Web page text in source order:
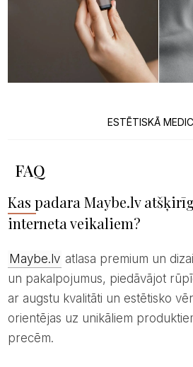
ESTĒTISKĀ
FAQ
Kas padara Maybe.lv
interneta veikaliem?
Maybe.lv atlasa premium un
un pakalpojumus, piedāvājot
ar augstu kvalitāti un estētisko
orientējas uz unikāliem
precēm.